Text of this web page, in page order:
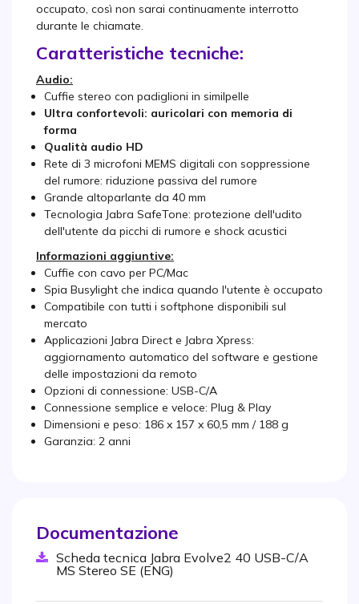
occupato, così non sarai continuamente interrotto
durante le chiamate.
Caratteristiche tecniche:
Audio:
Cuffie stereo con padiglioni in similpelle
Ultra confortevoli: auricolari con memoria di
forma
Qualità audio HD
Rete di 3 microfoni MEMS digitali con soppressione
del rumore: riduzione passiva del rumore
Grande altoparlante da 40 mm
Tecnologia Jabra SafeTone: protezione dell'udito
dell'utente da picchi di rumore e shock acustici
Informazioni aggiuntive:
Cuffie con cavo per PC/Mac
Spia Busylight che indica quando l'utente è occupato
Compatibile con tutti i softphone disponibili sul
mercato
Applicazioni Jabra Direct e Jabra Xpress:
aggiornamento automatico del software e gestione
delle impostazioni da remoto
Opzioni di connessione: USB-C/A
Connessione semplice e veloce: Plug & Play
Dimensioni e peso: 186 x 157 x 60,5 mm / 188 g
Garanzia: 2 anni
Documentazione
Scheda tecnica Jabra Evolve2 40 USB-C/A
MS Stereo SE (ENG)